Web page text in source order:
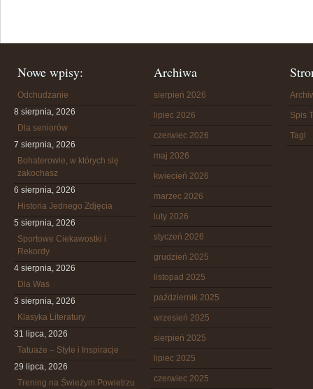
Nowe wpisy:
Odchudzanie
8 sierpnia, 2026
Dla seniorów
7 sierpnia, 2026
Bohaterowie, w których się
zakochasz
6 sierpnia, 2026
Historia Jednego Zdjęcia
5 sierpnia, 2026
Sportowe Ciekawostki i
Rekordy
4 sierpnia, 2026
Dla Was
3 sierpnia, 2026
Klasyka Literatury
31 lipca, 2026
Tatuaże – Style i Inspiracje
29 lipca, 2026
Trening na Świeżym Powietrzu
Archiwa
sierpień 2026
lipiec 2026
czerwiec 2026
maj 2026
kwiecień 2026
marzec 2026
luty 2026
styczeń 2026
grudzień 2025
listopad 2025
październik 2025
wrzesień 2025
sierpień 2025
lipiec 2025
czerwiec 2025
Spis
Tagi